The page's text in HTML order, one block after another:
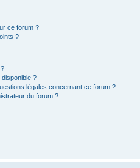
ce forum ?
?
disponible ?
légales concernant ce forum ?
du forum ?